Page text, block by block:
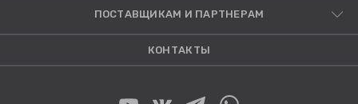
ПОСТАВЩИКАМ И ПАРТНЕРАМ
КОНТАКТЫ